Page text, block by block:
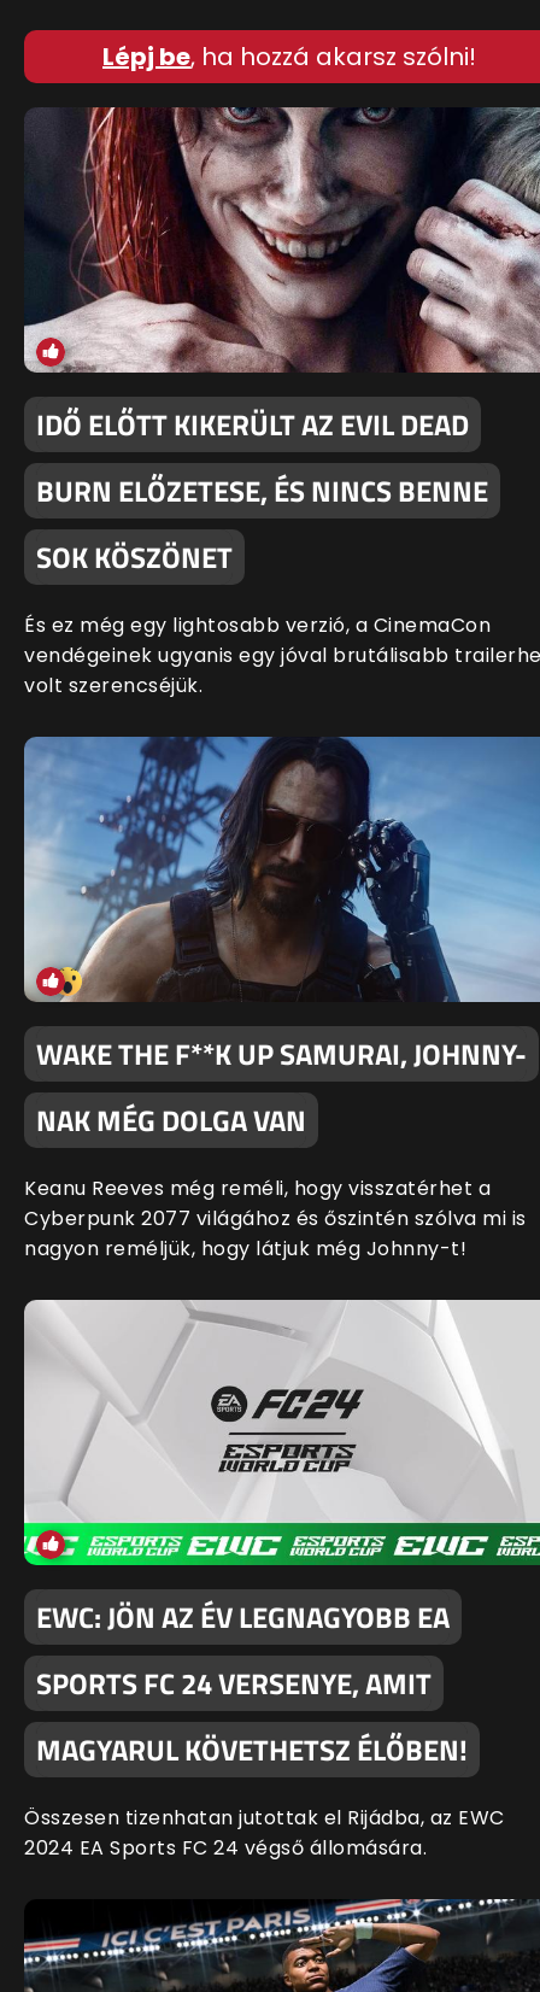
Lépj be, ha hozzá akarsz szólni!
IDŐ ELŐTT KIKERÜLT AZ EVIL DEAD
BURN ELŐZETESE, ÉS NINCS BENNE
SOK KÖSZÖNET
És ez még egy lightosabb verzió, a CinemaCon
vendégeinek ugyanis egy jóval brutálisabb
volt szerencséjük.
WAKE THE F**K UP SAMURAI, JOHNNY-
NAK MÉG DOLGA VAN
Keanu Reeves még reméli, hogy visszatérhet a
Cyberpunk 2077 világához és őszintén szólva mi is
nagyon reméljük, hogy látjuk még Johnny-t!
EWC: JÖN AZ ÉV LEGNAGYOBB EA
SPORTS FC 24 VERSENYE, AMIT
MAGYARUL KÖVETHETSZ ÉLŐBEN!
Összesen tizenhatan jutottak el Rijádba, az EWC
2024 EA Sports FC 24 végső állomására.